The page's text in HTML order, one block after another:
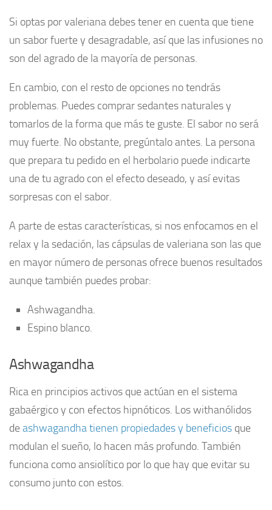
Si optas por valeriana debes tener en cuenta que tiene
un sabor fuerte y desagradable, así que las infusiones no
son del agrado de la mayoría de personas.
En cambio, con el resto de opciones no tendrás
problemas. Puedes comprar sedantes naturales y
tomarlos de la forma que más te guste. El sabor no será
muy fuerte. No obstante, pregúntalo antes. La persona
que prepara tu pedido en el herbolario puede indicarte
una de tu agrado con el efecto deseado, y así evitas
sorpresas con el sabor.
A parte de estas características, si nos enfocamos en el
relax y la sedación, las cápsulas de valeriana son las que
en mayor número de personas ofrece buenos resultados
aunque también puedes probar:
Ashwagandha.
Espino blanco.
Ashwagandha
Rica en principios activos que actúan en el sistema
gabaérgico y con efectos hipnóticos. Los withanólidos
deashwagandha tienen propiedades y beneficios que
modulan el sueño, lo hacen más profundo. También
funciona como ansiolítico por lo que hay que evitar su
consumo junto con estos.